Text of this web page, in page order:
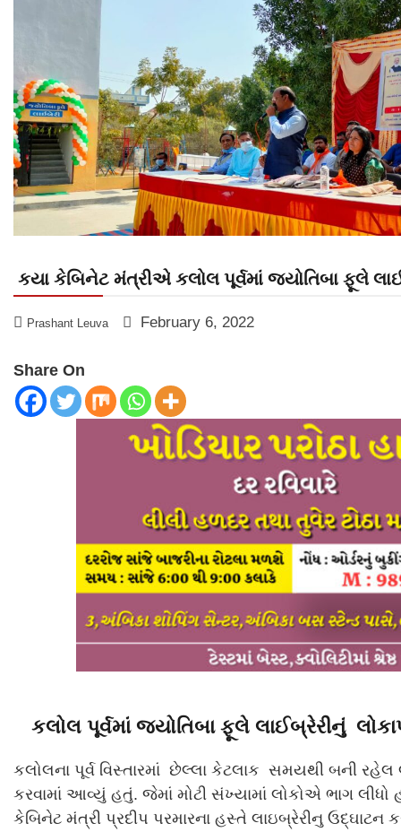
કયા કેબિનેટ મંત્રીએ કલોલ પૂર્વમાં જ્યોતિબા ફૂલે
Prashant Leuva February 6, 2022
Share On
કલોલ પૂર્વમાં જ્યોતિબા ફૂલે લાઈબ્રેરીનું
કલોલના પૂર્વ વિસ્તારમાં છેલ્લા કેટલાક સમયથી બની
કરવામાં આવ્યું હતું. જેમાં મોટી સંખ્યામાં લોકોએ ભાગ લીધો
કેબિનેટ મંત્રી પ્રદીપ પરમારના હસ્તે લાઇબ્રેરીનુ